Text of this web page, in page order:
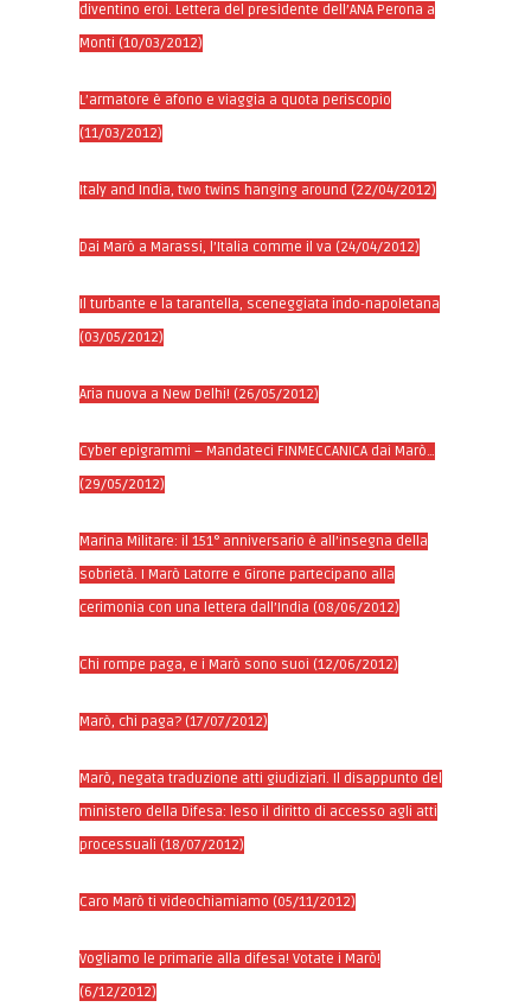
diventino eroi. Lettera del presidente dell’ANA Perona a
Monti (10/03/2012)
L’armatore è afono e viaggia a quota periscopio
(11/03/2012)
Italy and India, two twins hanging around (22/04/2012)
Dai Marò a Marassi, l’Italia comme il va (24/04/2012)
Il turbante e la tarantella, sceneggiata indo-napoletana
(03/05/2012)
Aria nuova a New Delhi! (26/05/2012)
Cyber epigrammi – Mandateci FINMECCANICA dai Marò…
(29/05/2012)
Marina Militare: il 151° anniversario è all’insegna della
sobrietà. I Marò Latorre e Girone partecipano alla
cerimonia con una lettera dall’India (08/06/2012)
Chi rompe paga, e i Marò sono suoi (12/06/2012)
Marò, chi paga? (17/07/2012)
Marò, negata traduzione atti giudiziari. Il disappunto del
ministero della Difesa: leso il diritto di accesso agli atti
processuali (18/07/2012)
Caro Marò ti videochiamiamo (05/11/2012)
Vogliamo le primarie alla difesa! Votate i Marò!
(6/12/2012)